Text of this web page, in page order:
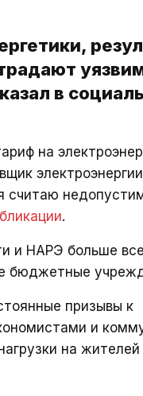
в
на
считаю
.
и НАРЭ больше
бюджетные
призывы к
и
на жителей